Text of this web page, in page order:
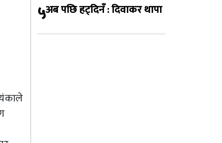
५अब पछि हट्दिनँ : दिवाकर थापा